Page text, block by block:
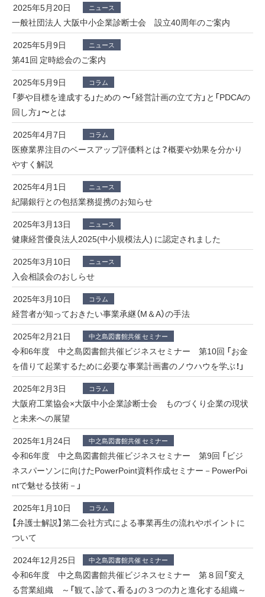
2025年5月20日
ニュース
一般社団法人 大阪中小企業診断士会 設立40周年のご案内
2025年5月9日
ニュース
第41回 定時総会のご案内
2025年5月9日
コラム
「夢や目標を達成する」ための 〜「経営計画の立て方」と「PDCAの
回し方」〜とは
2025年4月7日
コラム
医療業界注目のベースアップ評価料とは？概要や効果を分かり
やすく解説
2025年4月1日
ニュース
紀陽銀行との包括業務提携のお知らせ
2025年3月13日
ニュース
健康経営優良法人2025(中小規模法人) に認定されました
2025年3月10日
ニュース
入会相談会のおしらせ
2025年3月10日
コラム
経営者が知っておきたい事業承継（M＆A）の手法
2025年2月21日
中之島図書館共催 セミナー
令和6年度 中之島図書館共催ビジネスセミナー 第10回 「お金
を借りて起業するために必要な事業計画書のノウハウを学ぶ！」
2025年2月3日
コラム
大阪府工業協会×大阪中小企業診断士会 ものづくり企業の現状
と未来への展望
2025年1月24日
中之島図書館共催 セミナー
令和6年度 中之島図書館共催ビジネスセミナー 第9回 「ビジ
ネスパーソンに向けたPowerPoint資料作成セミナー－PowerPoi
ntで魅せる技術－」
2025年1月10日
コラム
【弁護士解説】第二会社方式による事業再生の流れやポイントに
ついて
2024年12月25日
中之島図書館共催 セミナー
令和6年度 中之島図書館共催ビジネスセミナー 第８回「変え
る営業組織 ～「観て、診て、看る」の３つの力と進化する組織～